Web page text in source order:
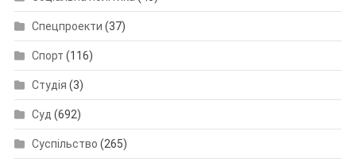
Спецпроекти (37)
Спорт (116)
Студія (3)
Суд (692)
Суспільство (265)